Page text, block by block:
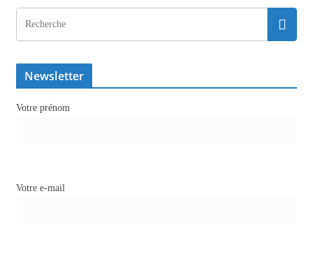
Newsletter
Votre prénom
Votre e-mail